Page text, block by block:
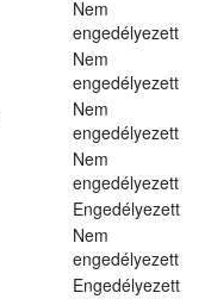
Nem
engedélyezett
Nem
engedélyezett
Nem
engedélyezett
Nem
engedélyezett
Engedélyezett
Nem
engedélyezett
Engedélyezett